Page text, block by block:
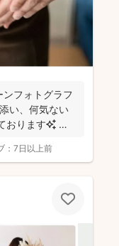
フォトグラフ
い、何気ない
おります✨ ま
： 7日以上前